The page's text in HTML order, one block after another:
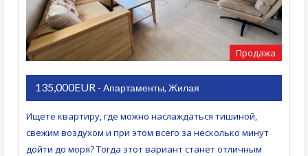
Продажа
135,000EUR - Апартаменты, Жилая
Ищете квартиру, где можно наслаждаться тишиной,
свежим воздухом и при этом всего за несколько минут
дойти до моря? Тогда этот вариант станет отличным